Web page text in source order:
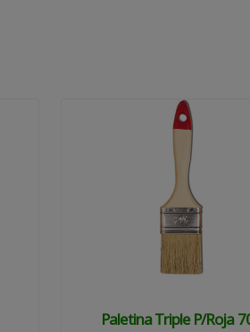
Paletina Triple P/roja